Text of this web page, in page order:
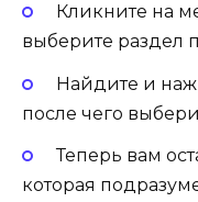
Кликните на
выберите раздел
Найдите и
после чего
Теперь вам
которая